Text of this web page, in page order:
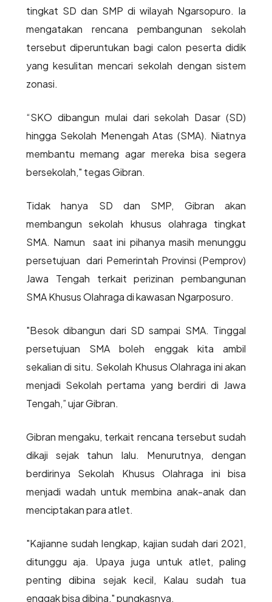
tingkat SD dan SMP di wilayah Ngarsopuro. Ia
mengatakan rencana pembangunan sekolah
tersebut diperuntukan bagi calon peserta didik
yang kesulitan mencari sekolah dengan sistem
zonasi.
“SKO dibangun mulai dari sekolah Dasar (SD)
hingga Sekolah Menengah Atas (SMA). Niatnya
membantu memang agar mereka bisa segera
bersekolah," tegas Gibran.
Tidak hanya SD dan SMP, Gibran akan
membangun sekolah khusus olahraga tingkat
SMA. Namun saat ini pihanya masih menunggu
persetujuan dari Pemerintah Provinsi (Pemprov)
Jawa Tengah terkait perizinan pembangunan
SMA Khusus Olahraga di kawasan Ngarposuro.
"Besok dibangun dari SD sampai SMA. Tinggal
persetujuan SMA boleh enggak kita ambil
sekalian di situ. Sekolah Khusus Olahraga ini akan
menjadi Sekolah pertama yang berdiri di Jawa
Tengah,” ujar Gibran.
Gibran mengaku, terkait rencana tersebut sudah
dikaji sejak tahun lalu. Menurutnya, dengan
berdirinya Sekolah Khusus Olahraga ini bisa
menjadi wadah untuk membina anak-anak dan
menciptakan para atlet.
"Kajianne sudah lengkap, kajian sudah dari 2021,
ditunggu aja. Upaya juga untuk atlet, paling
penting dibina sejak kecil, Kalau sudah tua
enggak bisa dibina," pungkasnya.